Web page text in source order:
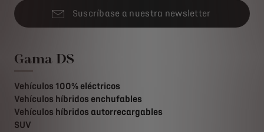
Suscríbase a nuestra newsletter
Gama DS
Vehículos 100% eléctricos
Vehículos híbridos enchufables
Vehículos híbridos autorrecargables
SUV